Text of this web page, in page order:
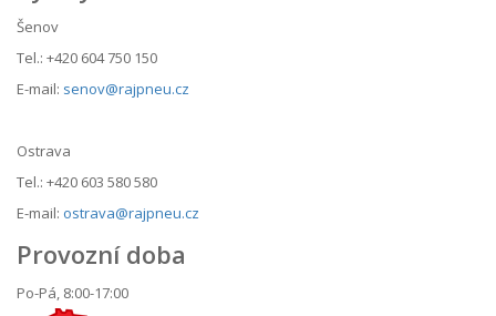
Šenov
Tel.: +420 604 750 150
E-mail: senov@rajpneu.cz
Ostrava
Tel.: +420 603 580 580
E-mail: ostrava@rajpneu.cz
Provozní doba
Po-Pá, 8:00-17:00